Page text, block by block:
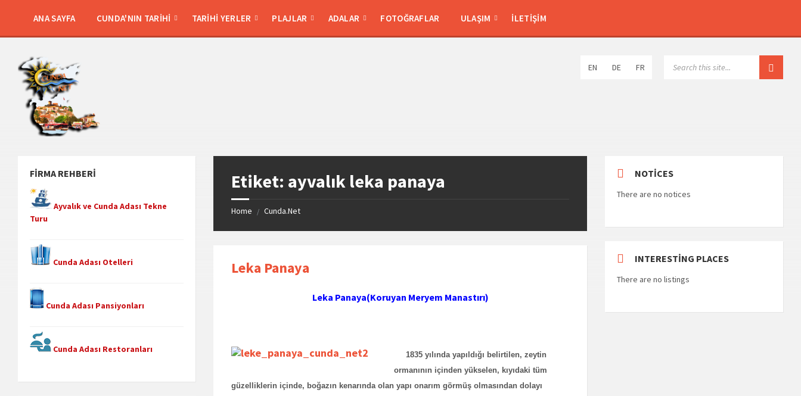
sidebar
sidebar
ANA SAYFA CUNDA'NIN TARIHI TARIHI YERLER PLAJLAR ADALAR FOTOĞRAFLAR ULAŞIM İLETIŞIM
language:
EN DE FR
Etiket: ayvalık leka panaya
Home / Cunda.Net
Leka Panaya
Leka Panaya(Koruyan Meryem Manastırı)
1835 yılında yapıldığı belirtilen, zeytin
ormanının içinden yükselen, kıyıdaki tüm
güzelliklerin içinde, boğazın kenarında olan yapı onarım görmüş olmasından dolayı
FIRMA REHBERI
Ayvalık ve Cunda Adası Tekne
Turu
Cunda Adası Otelleri
Cunda Adası Pansiyonları
Cunda Adası Restoranları
NOTICES
There are no notices
INTERESTING PLACES
There are no listings